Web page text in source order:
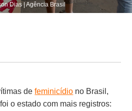
Dias | Agência Brasil
defeminicídio no Brasil,
foi o estado com mais registros: